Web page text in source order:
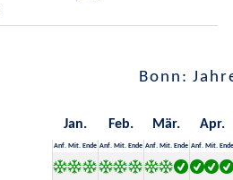
Bonn:
Jan. Feb. Mär. Apr.
Anf. Mit. Ende Anf. Mit. Ende Anf. Mit. Ende Anf. Mit. Ende